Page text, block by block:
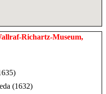
Richartz-Museum,
(1632)